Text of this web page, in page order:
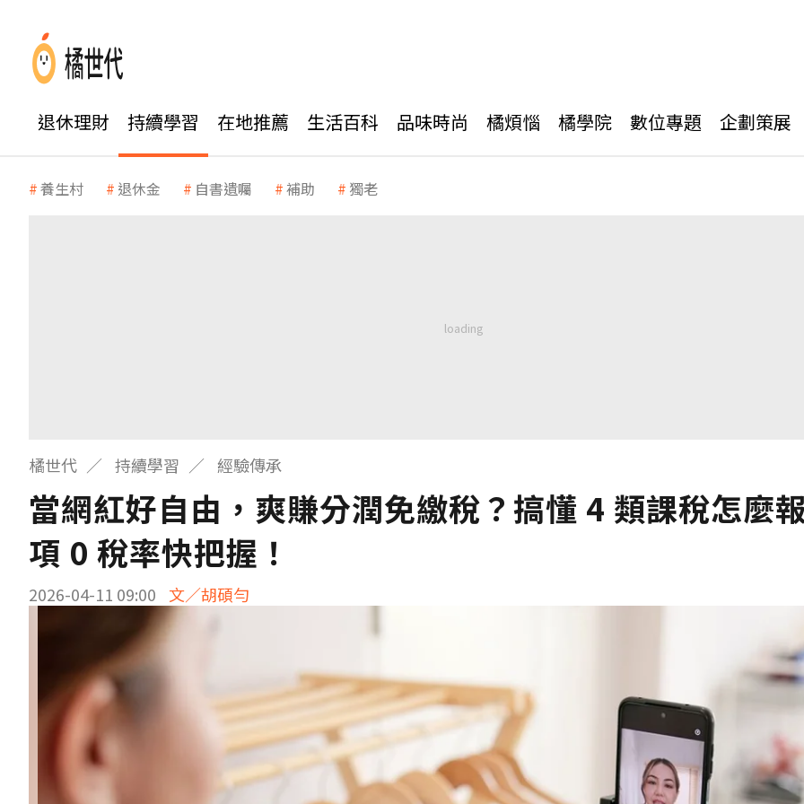
退休理財 持續學習 在地推薦 生活百科 品味時尚 橘煩惱 橘學院 數位專題 企劃策展
養生村 退休金 自書遺囑 補助 獨老
橘世代 持續學習 經驗傳承
當網紅好自由，爽賺分潤免繳稅？搞懂 4 類課稅怎麼
項 0 稅率快把握！
2026-04-11 09:00 文／胡碩勻